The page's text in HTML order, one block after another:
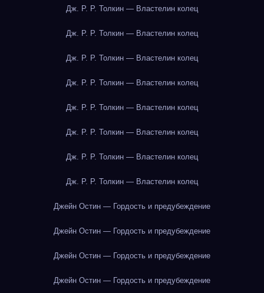
Дж. Р. Р. Толкин — Властелин колец
Дж. Р. Р. Толкин — Властелин колец
Дж. Р. Р. Толкин — Властелин колец
Дж. Р. Р. Толкин — Властелин колец
Дж. Р. Р. Толкин — Властелин колец
Дж. Р. Р. Толкин — Властелин колец
Дж. Р. Р. Толкин — Властелин колец
Дж. Р. Р. Толкин — Властелин колец
Джейн Остин — Гордость и предубеждение
Джейн Остин — Гордость и предубеждение
Джейн Остин — Гордость и предубеждение
Джейн Остин — Гордость и предубеждение